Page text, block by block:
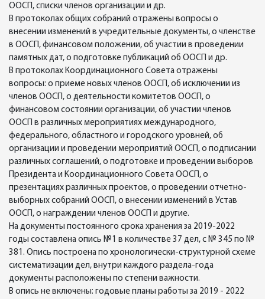
ООСП, списки членов организации и др.
В протоколах общих собраний отражены вопросы о
внесении изменений в учредительные документы, о членстве
в ООСП, финансовом положении, об участии в проведении
памятных дат, о подготовке публикаций об ООСП и др.
В протоколах Координационного Совета отражены
вопросы: о приеме новых членов ООСП, об исключении из
членов ООСП, о деятельности комитетов ООСП, о
финансовом состоянии организации, об участии членов
ООСП в различных мероприятиях международного,
федерального, областного и городского уровней, об
организации и проведении мероприятий ООСП, о подписании
различных соглашений, о подготовке и проведении выборов
Президента и Координационного Совета ООСП, о
презентациях различных проектов, о проведении отчетно-
выборных собраний ООСП, о внесении изменений в Устав
ООСП, о награждении членов ООСП и другие.
На документы постоянного срока хранения за 2019-2022
годы составлена опись №1 в количестве 37 дел, с № 345 по №
381. Опись построена по хронологически-структурной схеме
систематизации дел, внутри каждого раздела-года
документы расположены по степени важности.
В опись не включены: годовые планы работы за 2019 - 2022